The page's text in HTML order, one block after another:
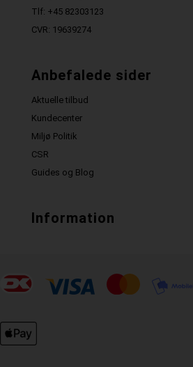
Tlf: +45 82303123
CVR: 19639274
Anbefalede sider
Aktuelle tilbud
Kundecenter
Miljø Politik
CSR
Guides og Blog
Information